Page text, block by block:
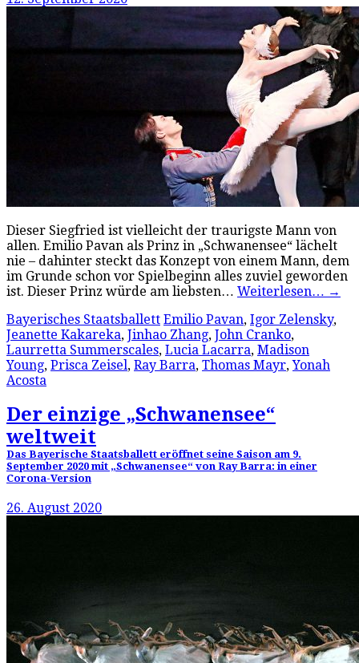
Dieser Siegfried ist vielleicht der traurigste Mann von
allen. Emilio Pavan als Prinz in „Schwanensee“ lächelt
nie – dahinter steckt das Konzept von einem Mann, dem
im Grunde schon vor Spielbeginn alles zuviel geworden
ist. Dieser Prinz würde am liebsten… Weiterlesen… →
Bayerisches Staatsballett Emilio Pavan, Igor Zelensky,
Jeanette Kakareka, Jinhao Zhang, John Cranko,
Laurretta Summerscales, Lucia Lacarra, Madison
Young, Prisca Zeisel, Ray Barra, Thomas Mayr,Yonah
Acosta
Der einzige „Schwanensee“
weltweit
Das Bayerische Staatsballett eröffnet seine Saison am 9.
September 2020 mit „Schwanensee“ von Ray Barra: in einer
Corona-Version
26. August 2020